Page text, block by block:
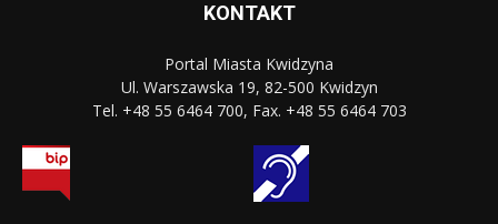
KONTAKT
Portal Miasta Kwidzyna
Ul. Warszawska 19, 82-500 Kwidzyn
Tel. +48 55 6464 700, Fax. +48 55 6464 703